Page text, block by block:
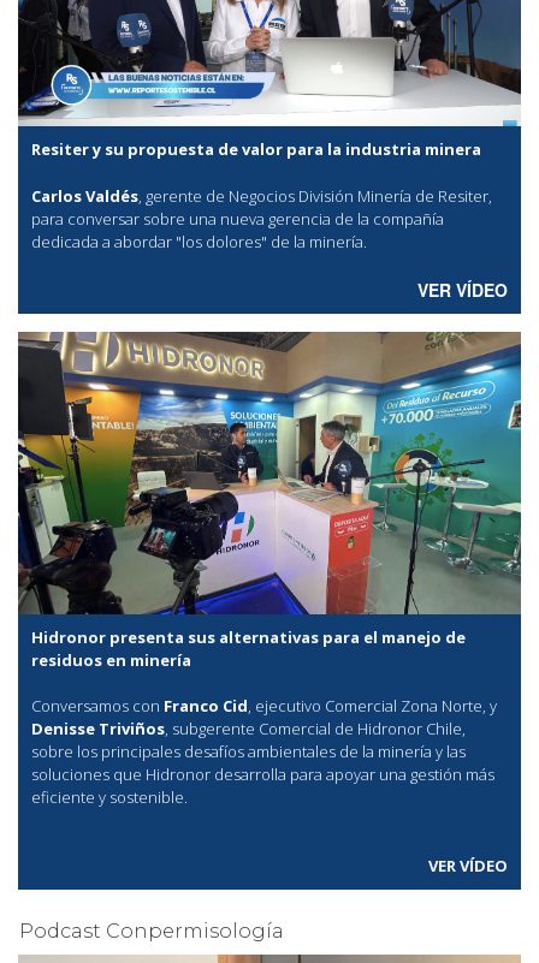
Resiter y su propuesta de valor para la industria minera
Carlos Valdés, gerente de Negocios División Minería de Resiter,
para conversar sobre una nueva gerencia de la compañía
dedicada a abordar "los dolores" de la minería.
VER VÍDEO
Hidronor presenta sus alternativas para el manejo de
residuos en minería
Conversamos con Franco Cid, ejecutivo Comercial Zona Norte, y
Denisse Triviños, subgerente Comercial de Hidronor Chile,
sobre los principales desafíos ambientales de la minería y las
soluciones que Hidronor desarrolla para apoyar una gestión más
eficiente y sostenible.
VER VÍDEO
Podcast Conpermisología